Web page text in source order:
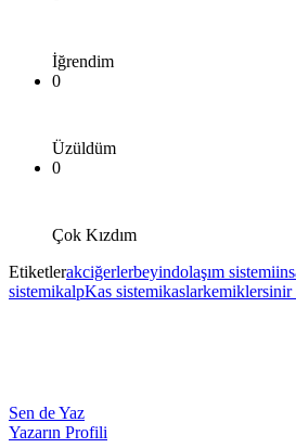
İğrendim
0
Üzüldüm
0
Çok Kızdım
Etiketlerakciğerlerbeyindolaşım sistemi
sistemikalpKas sistemikaslarkemiklersinir
Sen de Yaz
Yazarın Profili